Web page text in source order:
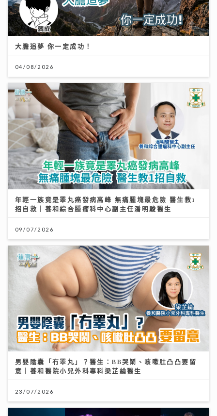
大膽追夢 你一定成功！
04/08/2026
年輕一族竟是睪丸癌發病高峰 無痛腫塊最危險 醫生教1
招自救｜養和綜合腫瘤科中心副主任潘明駿醫生
09/07/2026
男嬰陰囊「冇睪丸」？醫生：BB哭鬧、咳嗽肚凸凸要留
意｜養和醫院小兒外科專科梁芷綸醫生
23/07/2026